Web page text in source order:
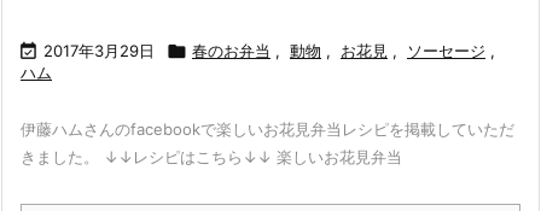
 2017年3月29日  春のお弁当 , 動物 , お花見 , ソーセージ ,
ハム
伊藤ハムさんのfacebookで楽しいお花見弁当レシピを掲載していただ
きました。 ↓↓レシピはこちら↓↓ 楽しいお花見弁当